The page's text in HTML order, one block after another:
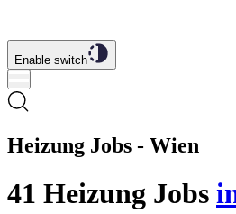
Enable switch
Heizung Jobs - Wien
41 Heizung Jobs